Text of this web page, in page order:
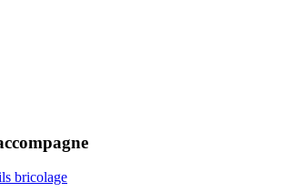
bricolage